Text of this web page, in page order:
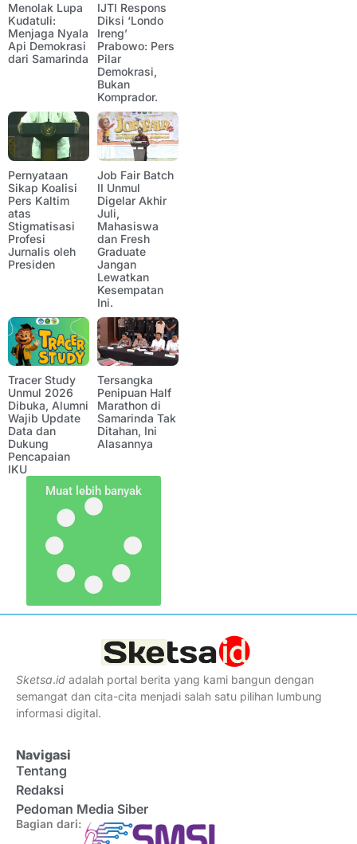
Menolak Lupa
Kudatuli:
Menjaga Nyala
Api Demokrasi
dari Samarinda
IJTI Respons
Diksi ‘Londo
Ireng’
Prabowo: Pers
Pilar
Demokrasi,
Bukan
Komprador.
Pernyataan
Sikap Koalisi
Pers Kaltim
atas
Stigmatisasi
Profesi
Jurnalis oleh
Presiden
Job Fair Batch
II Unmul
Digelar Akhir
Juli,
Mahasiswa
dan Fresh
Graduate
Jangan
Lewatkan
Kesempatan
Ini.
Tracer Study
Unmul 2026
Dibuka, Alumni
Wajib Update
Data dan
Dukung
Pencapaian
IKU
Tersangka
Penipuan Half
Marathon di
Samarinda Tak
Ditahan, Ini
Alasannya
Muat lebih banyak
Sketsa.id adalah portal berita yang kami bangun dengan
semangat dan cita-cita menjadi salah satu pilihan lumbung
informasi digital.
Navigasi
Tentang
Redaksi
Pedoman Media Siber
Bagian dari: